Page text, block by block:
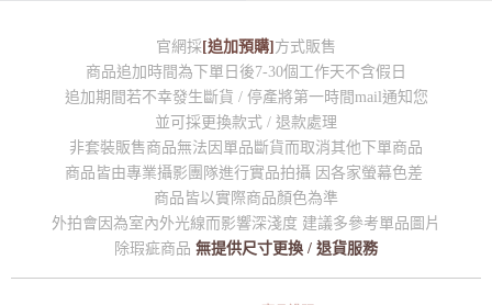
官網採 [追加預購] 方式販售
商品追加時間為下單日後7-30個工作天不含假日
追加期間若不幸發生斷貨 / 停產將第一時間mail通知您
並可採更換款式 / 退款處理
非套裝販售商品無法因單品斷貨而取消其他下單商品
商品皆由專業攝影團隊進行實品拍攝 因各家螢幕色差
商品皆以實際商品顏色為準
外拍會因為室內外光線而影響深淺度 建議多參考單品圖片
除瑕疵商品 無提供尺寸更換 / 退貨服務